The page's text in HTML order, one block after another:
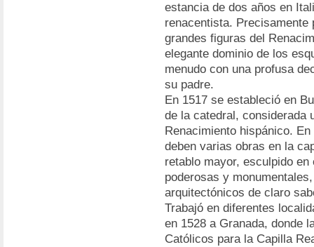
estancia de dos años en
renacentista. Precisamente
grandes figuras del
elegante dominio de los
menudo con una profusa
su padre.
En 1517 se estableció en
de la catedral, considerada
Renacimiento hispánico.
deben varias obras en la
retablo mayor, esculpido
poderosas y
arquitectónicos de claro
Trabajó en diferentes
en 1528 a Granada, donde
Católicos para la Capilla